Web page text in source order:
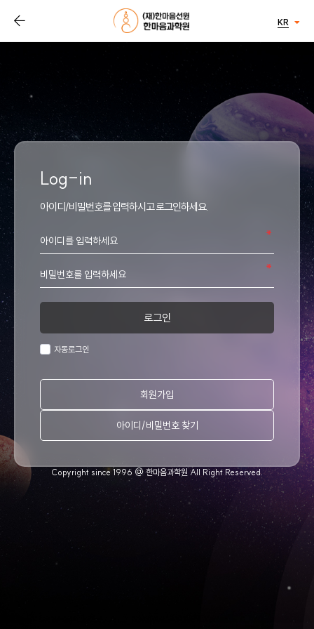
KR
Log-in
아이디/비밀번호를 입력하시고 로그인하세요.
로그인
자동로그인
회원가입
아이디/비밀번호 찾기
Copyright since 1996 @ 한마음과학원 All Right Reserved.